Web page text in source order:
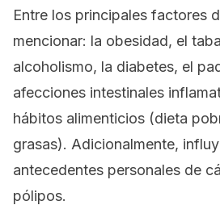
Entre los principales factores
mencionar: la obesidad, el
alcoholismo, la diabetes, el
afecciones intestinales
hábitos alimenticios (dieta
grasas). Adicionalmente,
antecedentes personales de
pólipos.